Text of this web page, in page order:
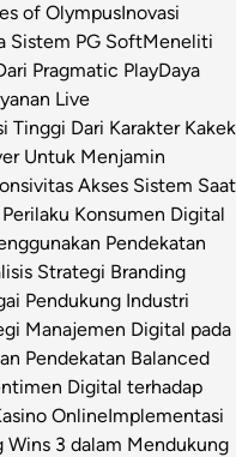
of OlympusInovasi
Sistem PG SoftMeneliti
Pragmatic PlayDaya
Live
Tinggi Dari Karakter Kakek
Untuk Menjamin
Akses Sistem Saat
Konsumen Digital
Pendekatan
Strategi Branding
Pendukung Industri
Manajemen Digital pada
Pendekatan Balanced
Digital terhadap
OnlineImplementasi
3 dalam Mendukung